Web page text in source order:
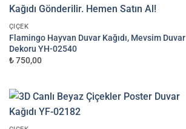
ÇIÇEK
Flamingo Hayvan Duvar Kağıdı, Mevsim Duvar
Dekoru YH-02540
₺ 750,00